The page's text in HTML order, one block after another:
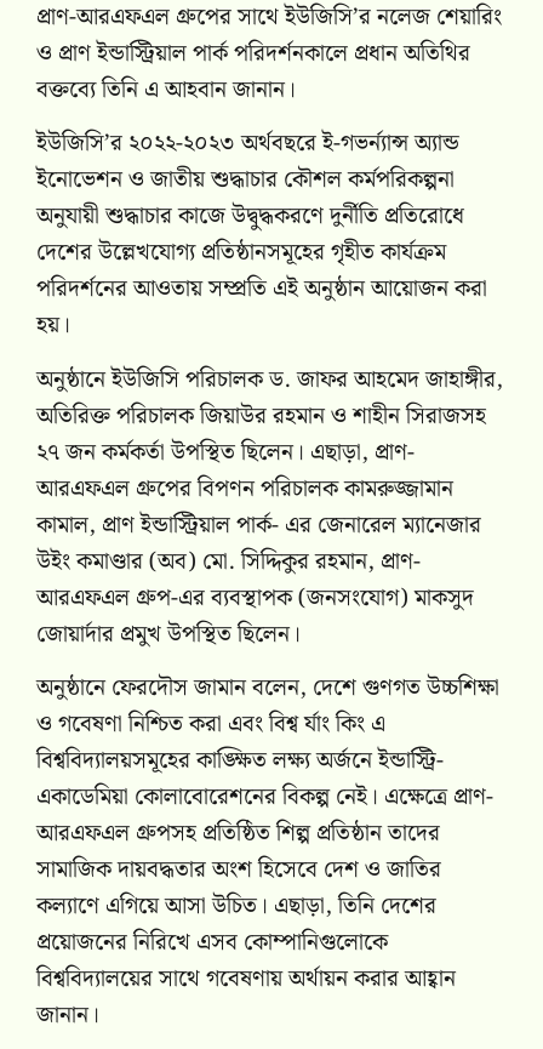
প্রাণ-আরএফএল গ্ৰুপের সাথে ইউজিসি’র নলেজ শেয়ারিং
ও প্রাণ ইন্ডাস্ট্রিয়াল পার্ক পরিদর্শনকালে প্রধান অতিথির
বক্তব্যে তিনি এ আহবান জানান।
ইউজিসি’র ২০২২-২০২৩ অর্থবছরে ই-গভর্ন্যান্স অ্যান্ড
ইনোভেশন ও জাতীয় শুদ্ধাচার কৌশল কর্মপরিকল্পনা
অনুযায়ী শুদ্ধাচার কাজে উদ্বুদ্ধকরণে দুর্নীতি প্রতিরোধে
দেশের উল্লেখযোগ্য প্রতিষ্ঠানসমূহের গৃহীত কার্যক্রম
পরিদর্শনের আওতায় সম্প্রতি এই অনুষ্ঠান আয়োজন করা
হয়।
অনুষ্ঠানে ইউজিসি পরিচালক ড. জাফর আহমেদ জাহাঙ্গীর,
অতিরিক্ত পরিচালক জিয়াউর রহমান ও শাহীন সিরাজসহ
২৭ জন কর্মকর্তা উপস্থিত ছিলেন। এছাড়া, প্রাণ-
আরএফএল গ্ৰুপের বিপণন পরিচালক কামরুজ্জামান
কামাল, প্রাণ ইন্ডাস্ট্রিয়াল পার্ক- এর জেনারেল ম্যানেজার
উইং কমাণ্ডার (অব) মো. সিদ্দিকুর রহমান, প্রাণ-
আরএফএল গ্রুপ-এর ব্যবস্থাপক (জনসংযোগ) মাকসুদ
জোয়ার্দার প্রমুখ উপস্থিত ছিলেন।
অনুষ্ঠানে ফেরদৌস জামান বলেন, দেশে গুণগত উচ্চশিক্ষা
ও গবেষণা নিশ্চিত করা এবং বিশ্ব র্যাং কিং এ
বিশ্ববিদ্যালয়সমূহের কাঙ্ক্ষিত লক্ষ্য অর্জনে ইন্ডাস্ট্রি-
একাডেমিয়া কোলাবোরেশনের বিকল্প নেই। এক্ষেত্রে প্রাণ-
আরএফএল গ্ৰুপসহ প্রতিষ্ঠিত শিল্প প্রতিষ্ঠান তাদের
সামাজিক দায়বদ্ধতার অংশ হিসেবে দেশ ও জাতির
কল্যাণে এগিয়ে আসা উচিত। এছাড়া, তিনি দেশের
প্রয়োজনের নিরিখে এসব কোম্পানিগুলোকে
বিশ্ববিদ্যালয়ের সাথে গবেষণায় অর্থায়ন করার আহ্বান
জানান।